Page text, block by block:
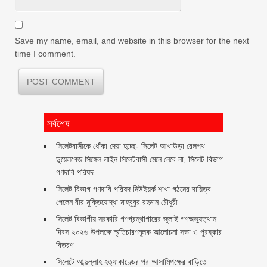
Save my name, email, and website in this browser for the next
time I comment.
সর্বশেষ
‎সিলেটবাসীকে ধোঁকা দেয়া হচ্ছে- সিলেট আখাউড়া রেলপথ
ডুয়েলগেজ সিঙ্গেল লাইন সিলেটবাসী মেনে নেবে না, সিলেট বিভাগ
গণদাবি পরিষদ
সিলেট বিভাগ গণদাবি পরিষদ নিউইয়র্ক শাখা গঠনের দায়িত্ব
পেলেন বীর মুক্তিযোদ্ধা মাহবুবুর রহমান চৌধুরী ‎ ‎
সিলেট বিভাগীয় সরকারি গণগ্রন্থাগারের জুলাই গণঅভ্যুত্থান
দিবস ২০২৬ উপলক্ষে স্মৃতিচারণমূলক আলোচনা সভা ও পুরষ্কার
বিতরণ ‎ ‎
সিলেটে আব্দুল্লাহ হত্যাকাণ্ডের পর আসামিপক্ষের বাড়িতে